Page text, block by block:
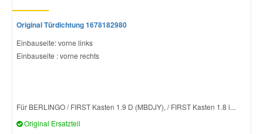
Original Türdichtung 1678182980
Einbauseite: vorne links
Einbauseite : vorne rechts
Für BERLINGO / FIRST Kasten 1.9 D (MBDJY), / FIRST Kasten 1.8 i...
Original Ersatzteil